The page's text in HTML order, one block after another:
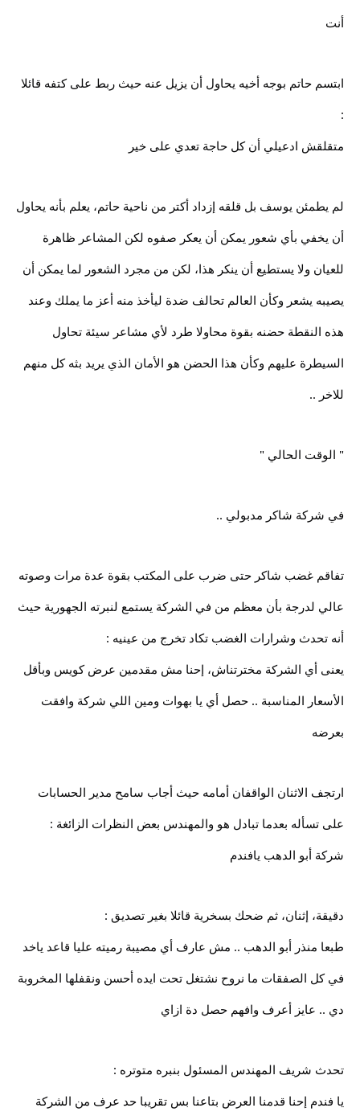
أنت
ابتسم حاتم بوجه أخيه يحاول أن يزيل عنه حيث ربط على كتفه قائلا
:
متقلقش ادعيلي أن كل حاجة تعدي على خير
لم يطمئن يوسف بل قلقه إزداد أكتر من ناحية حاتم، يعلم بأنه يحاول
أن يخفي بأي شعور يمكن أن يعكر صفوه لكن المشاعر ظاهرة
للعيان ولا يستطيع أن ينكر هذا، لكن من مجرد الشعور لما يمكن أن
يصيبه يشعر وكأن العالم تحالف ضدة ليأخذ منه أعز ما يملك وعند
هذه النقطة حضنه بقوة محاولا طرد لأي مشاعر سيئة تحاول
السيطرة عليهم وكأن هذا الحضن هو الأمان الذي يريد بثه كل منهم
للاخر ..
" الوقت الحالي "
في شركة شاكر مدبولي ..
تفاقم غضب شاكر حتى ضرب على المكتب بقوة عدة مرات وصوته
عالي لدرجة بأن معظم من في الشركة يستمع لنبرته الجهورية حيث
أنه تحدث وشرارات الغضب تكاد تخرج من عينيه :
يعنى أي الشركة مخترتناش، إحنا مش مقدمين عرض كويس وبأقل
الأسعار المناسبة .. حصل أي يا بهوات ومين اللي شركة وافقت
بعرضه
ارتجف الاثنان الواقفان أمامه حيث أجاب سامح مدير الحسابات
على تسأله بعدما تبادل هو والمهندس بعض النظرات الزائغة :
شركة أبو الدهب يافندم
دقيقة، إثنان، ثم ضحك بسخرية قائلا بغير تصديق :
طبعا منذر أبو الدهب .. مش عارف أي مصيبة رميته عليا قاعد ياخد
في كل الصفقات ما نروح نشتغل تحت ايده أحسن ونقفلها المخروبة
دي .. عايز أعرف وافهم حصل دة ازاي
تحدث شريف المهندس المسئول بنبره متوتره :
يا فندم إحنا قدمنا العرض بتاعنا بس تقريبا حد عرف من الشركة